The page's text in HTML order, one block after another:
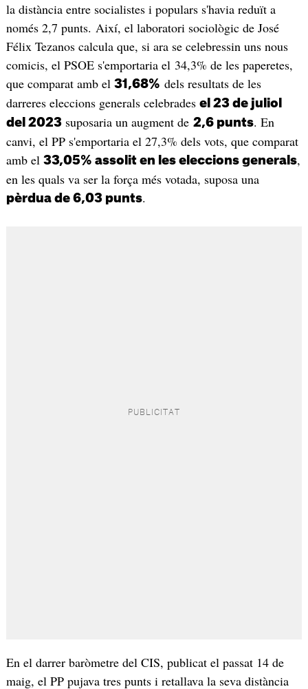
la distància entre socialistes i populars s'havia reduït a
només 2,7 punts. Així, el laboratori sociològic de José
Félix Tezanos calcula que, si ara se celebressin uns nous
comicis, el PSOE s'emportaria el 34,3% de les paperetes,
que comparat amb el 31,68% dels resultats de les
darreres eleccions generals celebrades el 23 de juliol
del 2023suposaria un augment de 2,6 punts. En
canvi, el PP s'emportaria el 27,3% dels vots, que comparat
amb el 33,05% assolit en les eleccions generals,
en les quals va ser la força més votada, suposa una
pèrdua de 6,03 punts.
En el darrer baròmetre del CIS, publicat el passat 14 de
maig, el PP pujava tres punts i retallava la seva distància